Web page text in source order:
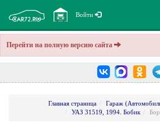
Перейти на полную версию сайта
Войти
Главная страница Гараж
УАЗ 31519, 1994. Бобик